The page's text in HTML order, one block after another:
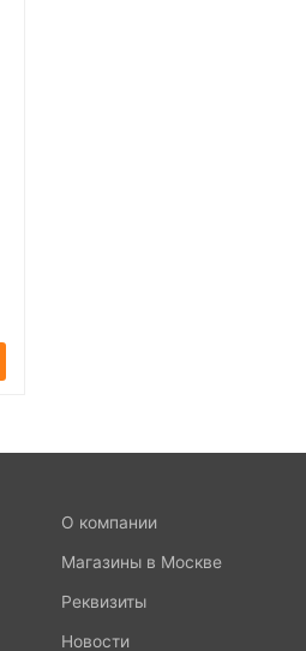
О компании
Магазины в Москве
Реквизиты
Новости